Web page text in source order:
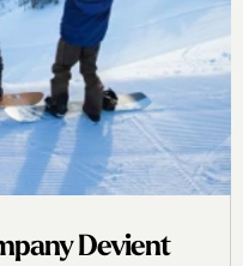
Devient